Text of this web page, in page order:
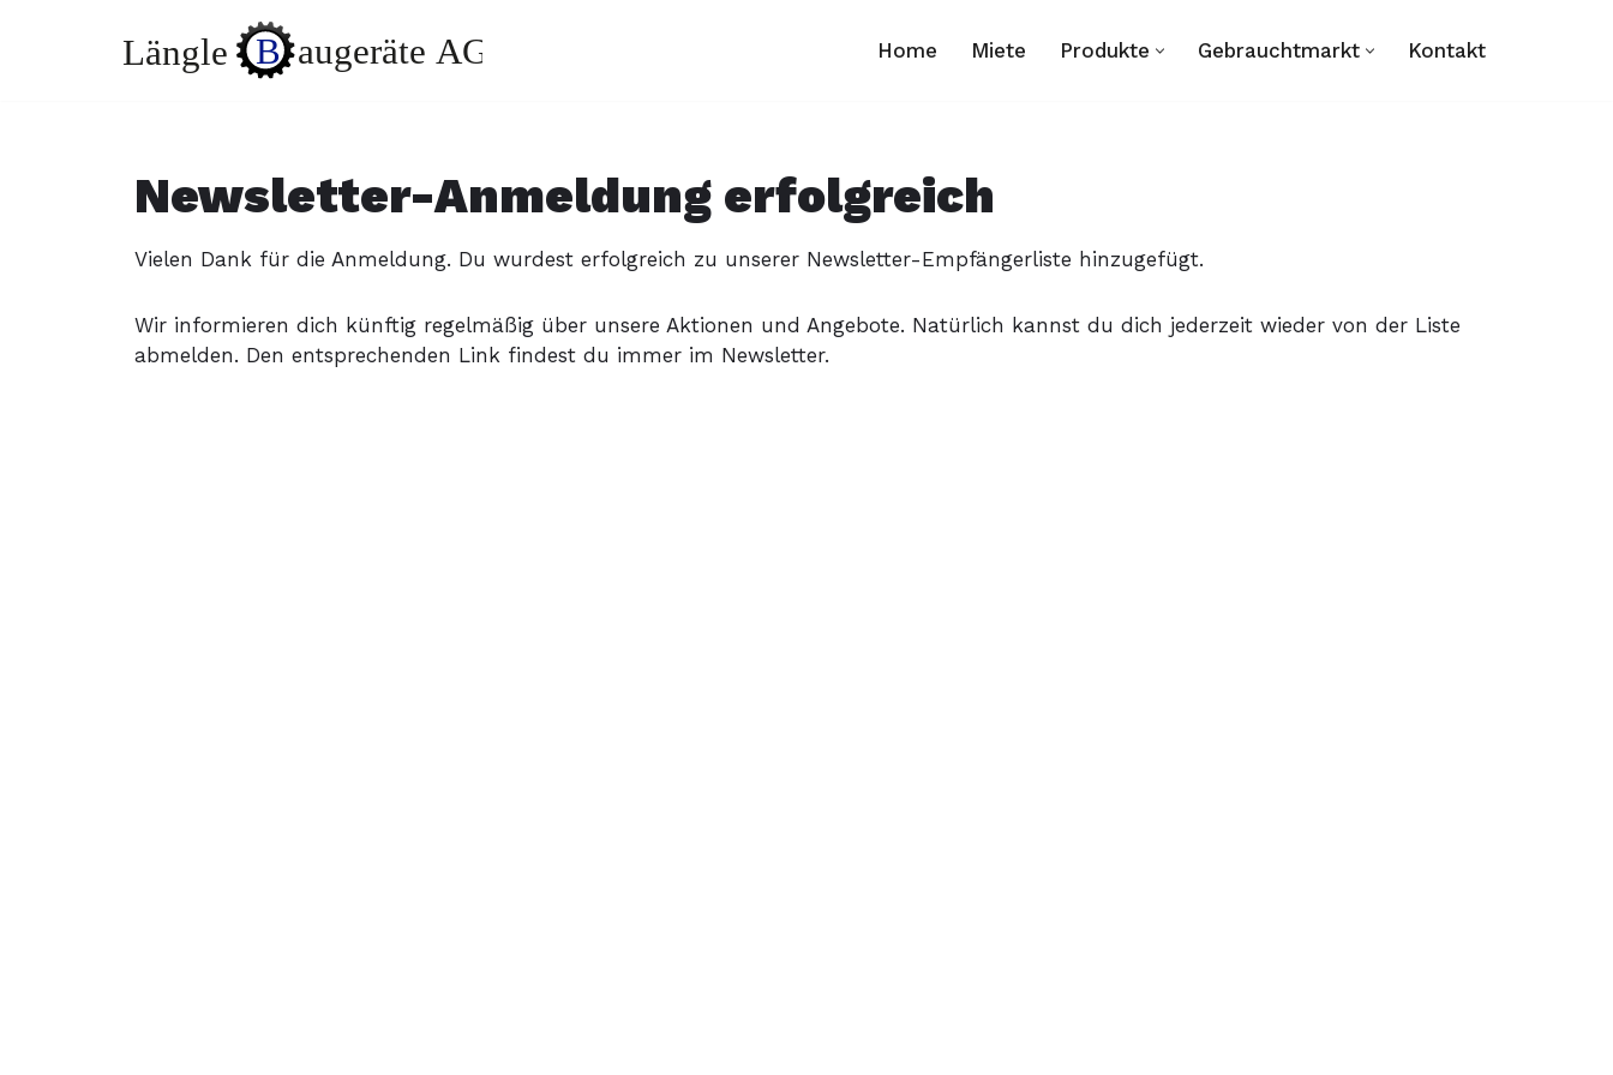
Home Miete Produkte Gebrauchtmarkt Kontakt
Newsletter-Anmeldung erfolgreich
Vielen Dank für die Anmeldung. Du wurdest erfolgreich zu unserer Newsletter-Empfängerliste hinzugefügt.
Wir informieren dich künftig regelmäßig über unsere Aktionen und Angebote. Natürlich kannst du dich jederzeit wieder von der Liste
abmelden. Den entsprechenden Link findest du immer im Newsletter.